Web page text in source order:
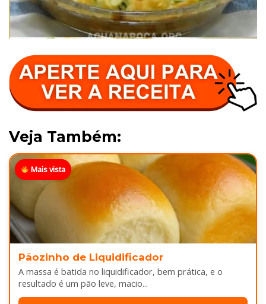
Veja Também:
Mais vista
Pãozinho de Liquidificador
A massa é batida no liquidificador, bem prática, e o
resultado é um pão leve, macio...